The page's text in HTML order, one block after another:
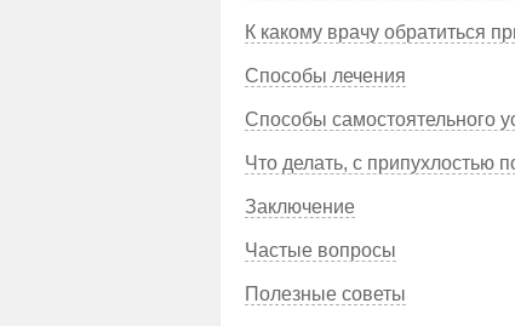
К какому врачу обратиться
Способы лечения
Способы самостоятельного
Что делать, с припухлостью
Заключение
Частые вопросы
Полезные советы